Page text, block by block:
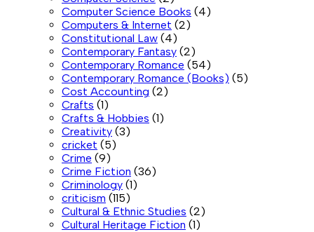
Computer Science Books (4)
Computers & Internet (2)
Constitutional Law (4)
Contemporary Fantasy (2)
Contemporary Romance (54)
Contemporary Romance (Books) (5)
Cost Accounting (2)
Crafts (1)
Crafts & Hobbies (1)
Creativity (3)
cricket (5)
Crime (9)
Crime Fiction (36)
Criminology (1)
criticism (115)
Cultural & Ethnic Studies (2)
Cultural Heritage Fiction (1)